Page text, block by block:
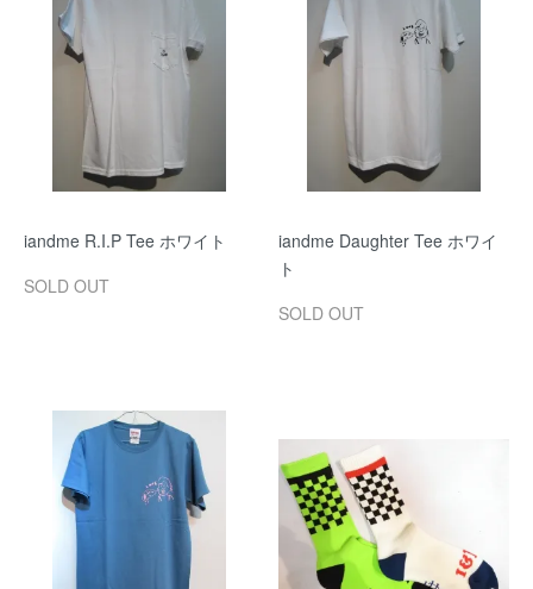
iandme R.I.P Tee ホワイト
SOLD OUT
iandme Daughter Tee ホワイ
ト
SOLD OUT